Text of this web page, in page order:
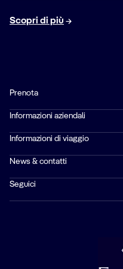
Scopri di più
Prenota
Informazioni aziendali
Informazioni di viaggio
News & contatti
Seguici